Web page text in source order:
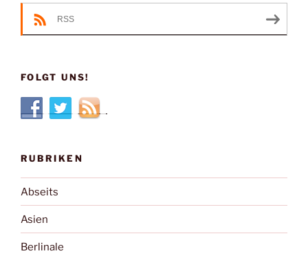
RSS
FOLGT UNS!
RUBRIKEN
Abseits
Asien
Berlinale